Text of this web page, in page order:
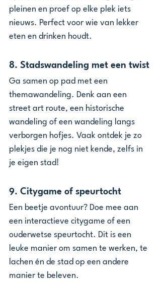
pleinen en proef op elke plek iets
nieuws. Perfect voor wie van lekker
eten en drinken houdt.
8. Stadswandeling met een twist
Ga samen op pad met een
themawandeling. Denk aan een
street art route, een historische
wandeling of een wandeling langs
verborgen hofjes. Vaak ontdek je zo
plekjes die je nog niet kende, zelfs in
je eigen stad!
9. Citygame of speurtocht
Een beetje avontuur? Doe mee aan
een interactieve citygame of een
ouderwetse speurtocht. Dit is een
leuke manier om samen te werken, te
lachen én de stad op een andere
manier te beleven.